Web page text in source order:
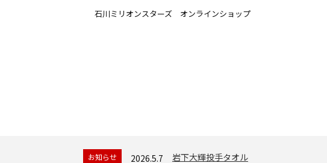
石川ミリオンスターズ オンラインショップ
お知らせ 2026.5.7 岩下大輝投手タオル